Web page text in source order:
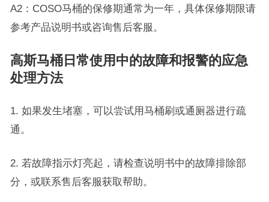
A2：COSO马桶的保修期通常为一年，具体保修期限请
参考产品说明书或咨询售后客服。
高斯马桶日常使用中的故障和报警的应急
处理方法
1. 如果发生堵塞，可以尝试用马桶刷或通厕器进行疏
通。
2. 若故障指示灯亮起，请检查说明书中的故障排除部
分，或联系售后客服获取帮助。